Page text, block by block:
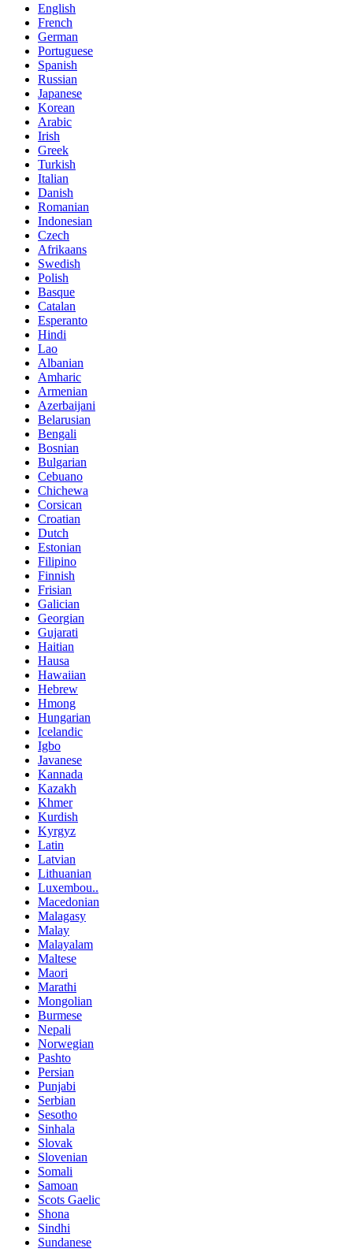
English
French
German
Portuguese
Spanish
Russian
Japanese
Korean
Arabic
Irish
Greek
Turkish
Italian
Danish
Romanian
Indonesian
Czech
Afrikaans
Swedish
Polish
Basque
Catalan
Esperanto
Hindi
Lao
Albanian
Amharic
Armenian
Azerbaijani
Belarusian
Bengali
Bosnian
Bulgarian
Cebuano
Chichewa
Corsican
Croatian
Dutch
Estonian
Filipino
Finnish
Frisian
Galician
Georgian
Gujarati
Haitian
Hausa
Hawaiian
Hebrew
Hmong
Hungarian
Icelandic
Igbo
Javanese
Kannada
Kazakh
Khmer
Kurdish
Kyrgyz
Latin
Latvian
Lithuanian
Luxembou..
Macedonian
Malagasy
Malay
Malayalam
Maltese
Maori
Marathi
Mongolian
Burmese
Nepali
Norwegian
Pashto
Persian
Punjabi
Serbian
Sesotho
Sinhala
Slovak
Slovenian
Somali
Samoan
Scots Gaelic
Shona
Sindhi
Sundanese